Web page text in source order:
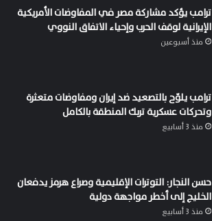
ترامب يؤكد مشاركة مصر في المفاوضات الأمريكية
الإيرانية لوقف الحرب وإحياء الاتفاق النووي
منذ أسبوعين
ترامب يلوّح بالتصعيد ضد إيران ومفاوضات متعثرة
وتحركات عسكرية تربك المنطقة بالكامل
منذ 3 أسابيع
حسن النجار: التوترات الإقليمية وصراع هرمز يدفعان
الخليج إلى أخطر مواجهة دولية
منذ 3 أسابيع